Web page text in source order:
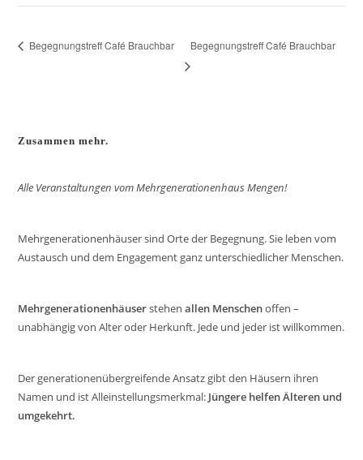
Begegnungstreff Café Brauchbar Begegnungstreff Café Brauchbar
Zusammen mehr.
Alle Veranstaltungen vom Mehrgenerationenhaus Mengen!
Mehrgenerationenhäuser sind Orte der Begegnung. Sie leben vom
Austausch und dem Engagement ganz unterschiedlicher Menschen.
Mehrgenerationenhäuserstehenallen Menschenoffen –
unabhängig von Alter oder Herkunft. Jede und jeder ist willkommen.
Der generationenübergreifende Ansatz gibt den Häusern ihren
Namen und ist Alleinstellungsmerkmal: Jüngere helfen Älteren und
umgekehrt.